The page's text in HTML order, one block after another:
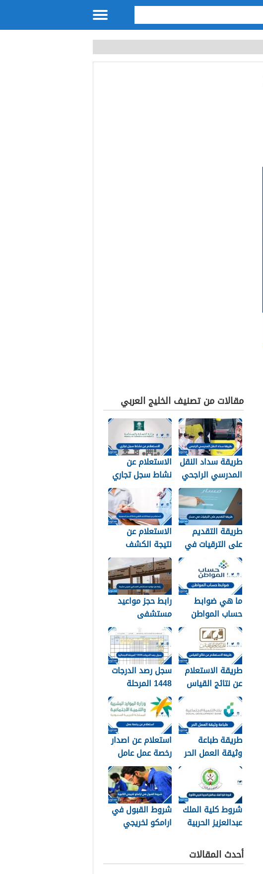
مقالات من تصنيف الخليج العربي
طريقة سداد النقل
المدرسي الراجحي
1448
الاستعلام عن
نشاط سجل تجاري
في السعودية
1448
طريقة التقديم
على الترقيات في
مسار 1448
الاستعلام عن
نتيجة الكشف
الطبي جامكا
للسفر للسعودية
1448
ما هي ضوابط
حساب المواطن
1448
رابط حجز مواعيد
مستشفى
العسكري خميس
مشيط 1448
طريقة الاستعلام
عن نتائج القياس
1448
سجل رصد الدرجات
1448 المرحلة
الابتدائية
طريقة طباعة
وثيقة العمل الحر
في السعودية
1448
استعلام عن اصدار
رخصة عمل عامل
وافد 1448 الرابط
والطريقة
بالتفصيل
شروط كلية الملك
عبدالعزيز الحربية
1448
شروط القبول في
ارامكو لخريجي
أحدث المقالات